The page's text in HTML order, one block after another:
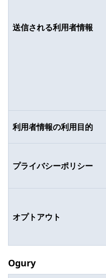
送信される利用者情報
利用者情報の利用目的
プライバシーポリシー
オプトアウト
Ogury